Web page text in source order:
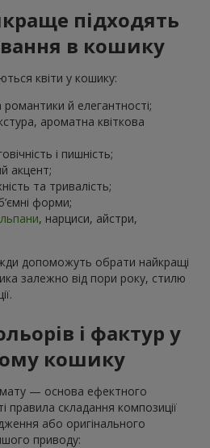
підходять
в кошику
квіти у кошику:
й елегантності;
ароматна квіткова
і пишність;
акцент;
та тривалість;
форми;
, нарциси, айстри,
допоможуть обрати найкращі
залежно від пори року, стилю
і фактур у
кошику
— основа ефектного
правила складання композиції
або оригінального
приводу: